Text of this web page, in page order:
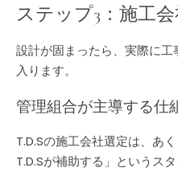
ステップ3：施工
設計が固まったら、実際に
入ります。
管理組合が主導する仕
T.D.Sの施工会社選定は、あ
T.D.Sが補助する」というス